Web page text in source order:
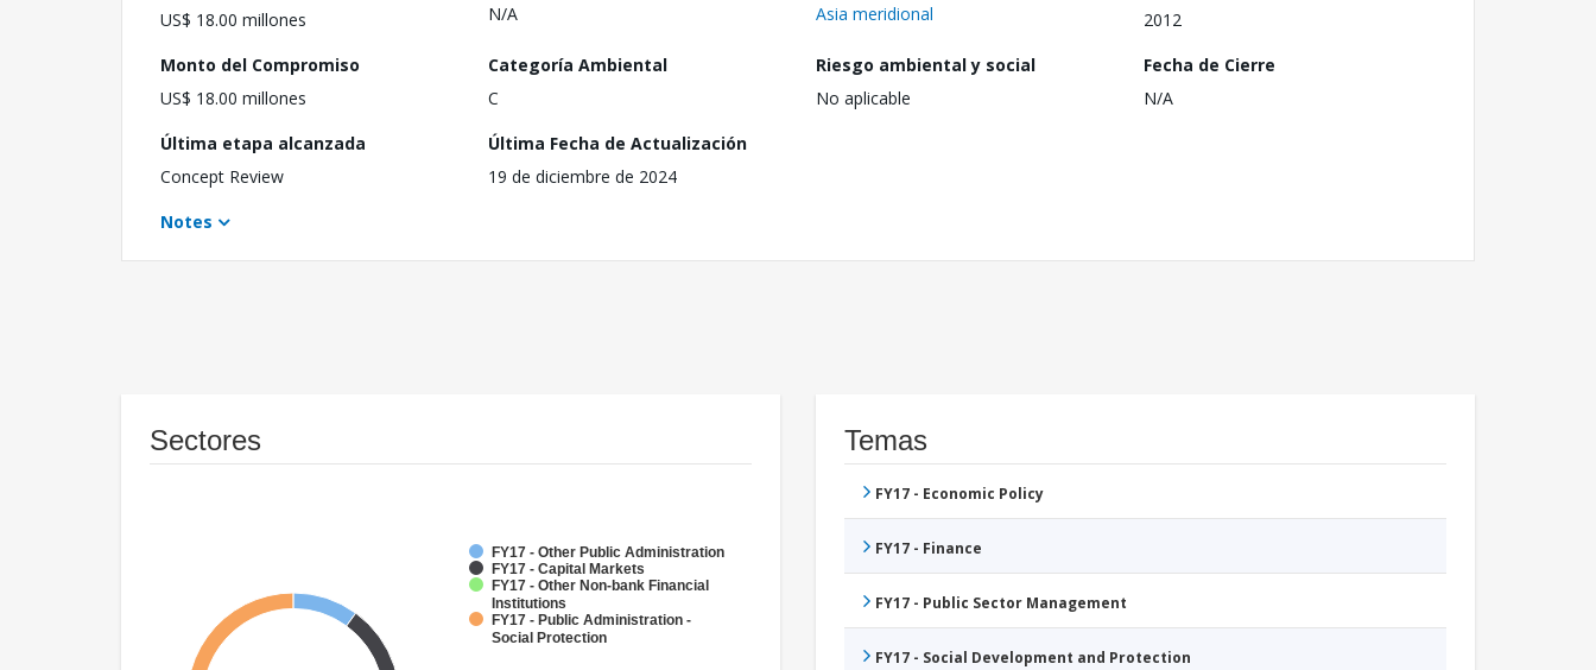
US$ 18.00 millones
N/A
Asia meridional
2012
Monto del Compromiso
US$ 18.00 millones
Categoría Ambiental
C
Riesgo ambiental y social
No aplicable
Fecha de Cierre
N/A
Última etapa alcanzada
Concept Review
Última Fecha de Actualización
19 de diciembre de 2024
Notes
Sectores
FY17 - Other Public Administration
FY17 - Capital Markets
FY17 - Other Non-bank Financial
Institutions
FY17 - Public Administration -
Social Protection
Temas
FY17 - Economic Policy
FY17 - Finance
FY17 - Public Sector Management
FY17 - Social Development and Protection